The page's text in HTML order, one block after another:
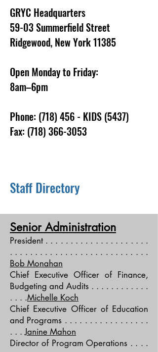
GRYC Headquarters
59-03 Summerfield Street
Ridgewood, New York 11385
Open Monday to Friday:
8am–6pm
Phone: (718) 456 - KIDS (5437)
Fax: (718) 366-3053
Staff Directory
Senior Administration
President . . . . . . . . . . . . . . . . . . . . .
. . . . . . . . . . . . . . . . . . . . . . . . . . . .
Bob Monahan
Chief Executive Officer of Finance,
Budgeting and Audits . . . . . . . . . . . .
. . . .Michelle Koch
Chief Executive Officer of Education
and Programs . . . . . . . . . . . . . . . . .
. . .Janine Mahon
Director of Program Operations . . . .